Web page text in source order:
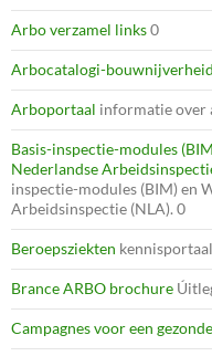
Arbo verzamel links0
Arbocatalogi-bouwnijverheid
Arboportaal informatie over
Basis-inspectie-modules
Nederlandse
inspectie-modules (BIM) en
Arbeidsinspectie (NLA). 0
Beroepsziekten
Brance ARBO brochure
Campagnes voor een